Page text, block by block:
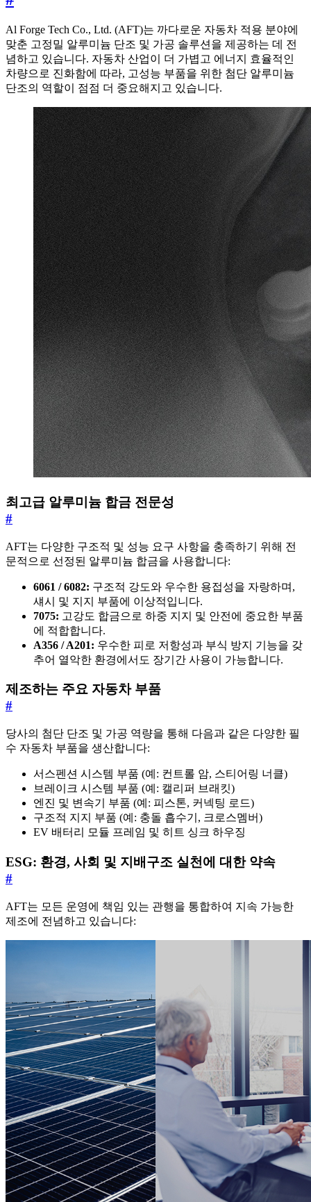
Al Forge Tech Co., Ltd. (AFT)는 까다로운 자동차 적용 분야에
맞춘 고정밀 알루미늄 단조 및 가공 솔루션을 제공하는 데 전
념하고 있습니다. 자동차 산업이 더 가볍고 에너지 효율적인
차량으로 진화함에 따라, 고성능 부품을 위한 첨단 알루미늄
단조의 역할이 점점 더 중요해지고 있습니다.
최고급 알루미늄 합금 전문성
#
AFT는 다양한 구조적 및 성능 요구 사항을 충족하기 위해 전
문적으로 선정된 알루미늄 합금을 사용합니다:
6061 / 6082: 구조적 강도와 우수한 용접성을 자랑하며,
섀시 및 지지 부품에 이상적입니다.
7075: 고강도 합금으로 하중 지지 및 안전에 중요한 부품
에 적합합니다.
A356 / A201: 우수한 피로 저항성과 부식 방지 기능을 갖
추어 열악한 환경에서도 장기간 사용이 가능합니다.
제조하는 주요 자동차 부품
#
당사의 첨단 단조 및 가공 역량을 통해 다음과 같은 다양한 필
수 자동차 부품을 생산합니다:
서스펜션 시스템 부품 (예: 컨트롤 암, 스티어링 너클)
브레이크 시스템 부품 (예: 캘리퍼 브래킷)
엔진 및 변속기 부품 (예: 피스톤, 커넥팅 로드)
구조적 지지 부품 (예: 충돌 흡수기, 크로스멤버)
EV 배터리 모듈 프레임 및 히트 싱크 하우징
ESG: 환경, 사회 및 지배구조 실천에 대한 약속
#
AFT는 모든 운영에 책임 있는 관행을 통합하여 지속 가능한
제조에 전념하고 있습니다: